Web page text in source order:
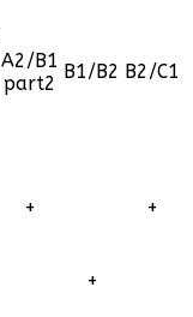
A2/B1
part2
B1/B2 B2/C1
+ +
+